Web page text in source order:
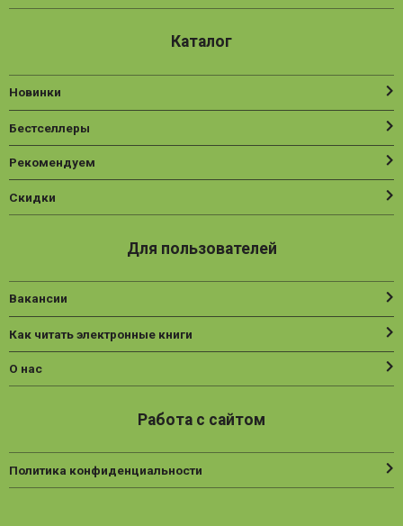
Каталог
Новинки
Бестселлеры
Рекомендуем
Скидки
Для пользователей
Вакансии
Как читать электронные книги
О нас
Работа с сайтом
Политика конфиденциальности